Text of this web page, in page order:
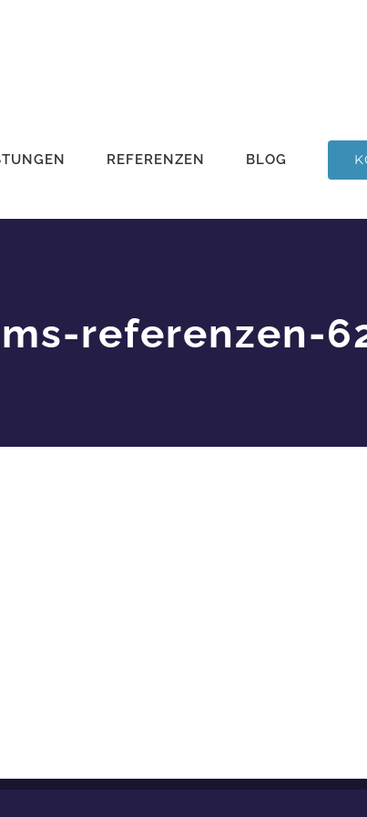
REFERENZEN BLOG
referenzen-